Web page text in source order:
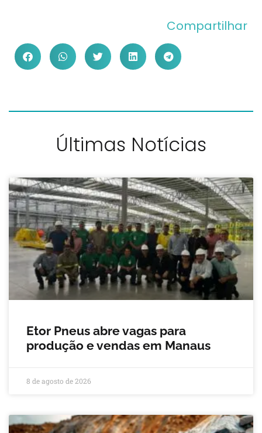
Compartilhar
Últimas Notícias
Etor Pneus abre vagas para
produção e vendas em Manaus
8 de agosto de 2026